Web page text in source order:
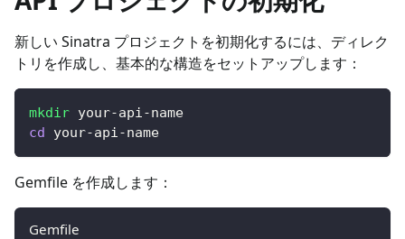
新しい Sinatra プロジェクトを初期化するには、ディレク
トリを作成し、基本的な構造をセットアップします：
mkdir your-api-name
cd your-api-name
Gemfile を作成します：
Gemfile